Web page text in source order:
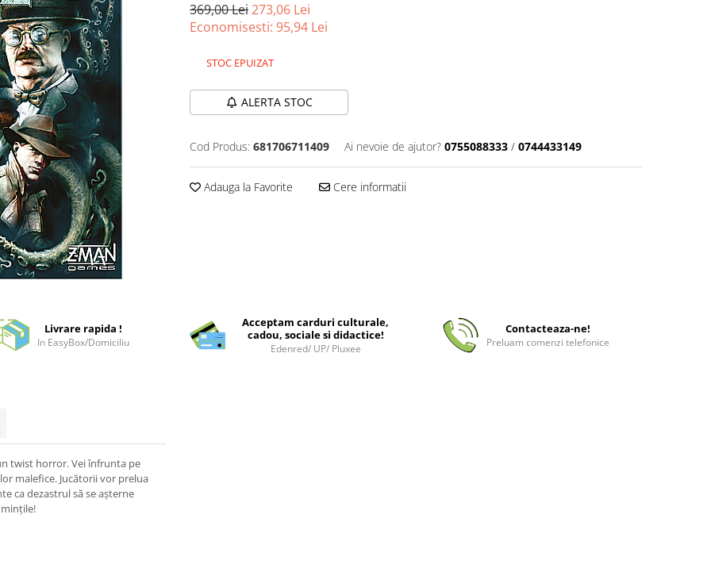
369,00 Lei273,06 Lei
Economisesti: 95,94 Lei
STOC EPUIZAT
ALERTA STOC
Cod Produs: 681706711409 Ai nevoie de ajutor? 0755088333 / 0744433149
Adauga la Favorite Cere informatii
Livrare rapida !
In EasyBox/Domiciliu
Acceptam carduri culturale,
cadou, sociale si didactice!
Edenred/ UP/ Pluxee
Contacteaza-ne!
Preluam comenzi telefonice
twist horror. Vei înfrunta pe
malefice. Jucătorii vor prelua
ca dezastrul să se așterne